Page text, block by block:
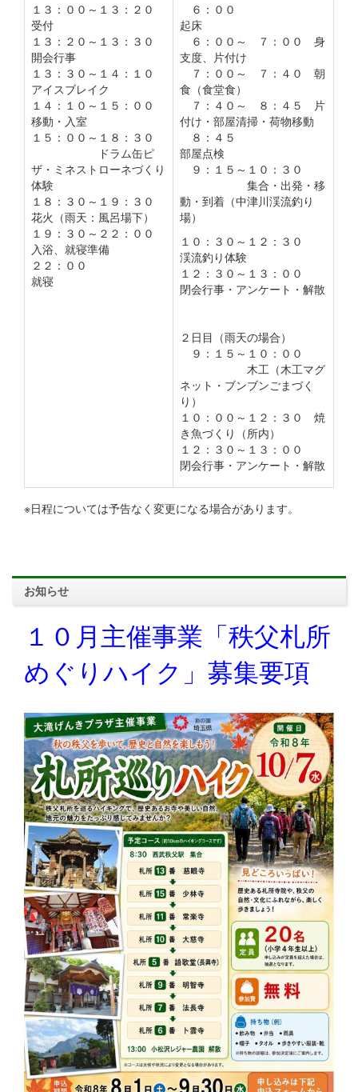
１３：００～１３：２０
受付
１３：２０～１３：３０
開会行事
１３：３０～１４：１０
アイスブレイク
１４：１０～１５：００
移動・入室
１５：００～１８：３０
ドラム缶ピ
ザ・ミネストローネづくり
体験
１８：３０～１９：３０
花火（雨天：風呂場下）
１９：３０～２２：００
入浴、就寝準備
２２：００
就寝
６：００
起床
６：００～ ７：００ 身
支度、片付け
７：００～ ７：４０ 朝
食（食堂食）
７：４０～ ８：４５ 片
付け・部屋清掃・荷物移動
８：４５
部屋点検
９：１５～１０：３０
集合・出発・移
動・到着（中津川渓流釣り
場）
１０：３０～１２：３０
渓流釣り体験
１２：３０～１３：００
閉会行事・アンケート・解散
２日目（雨天の場合）
９：１５～１０：００
木工（木工マグ
ネット・ブンブンごまづく
り）
１０：００～１２：３０ 焼
き魚づくり（所内）
１２：３０～１３：００
閉会行事・アンケート・解散
※日程については予告なく変更になる場合があります。
お知らせ
１０月主催事業「秩父札所
めぐりハイク」募集要項